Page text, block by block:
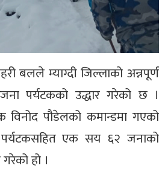
बलले म्याग्दी जिल्लाको अन्नपूर्ण
पर्यटकको उद्धार गरेको छ ।
विनोद पौडेलको कमान्डमा गएको
एक सय ६२ जनाको
गरेको हो ।